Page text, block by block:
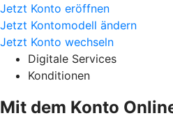
Jetzt Konto eröffnen
Jetzt Kontomodell ändern
Jetzt Konto wechseln
Digitale Services
Konditionen
Mit dem Konto